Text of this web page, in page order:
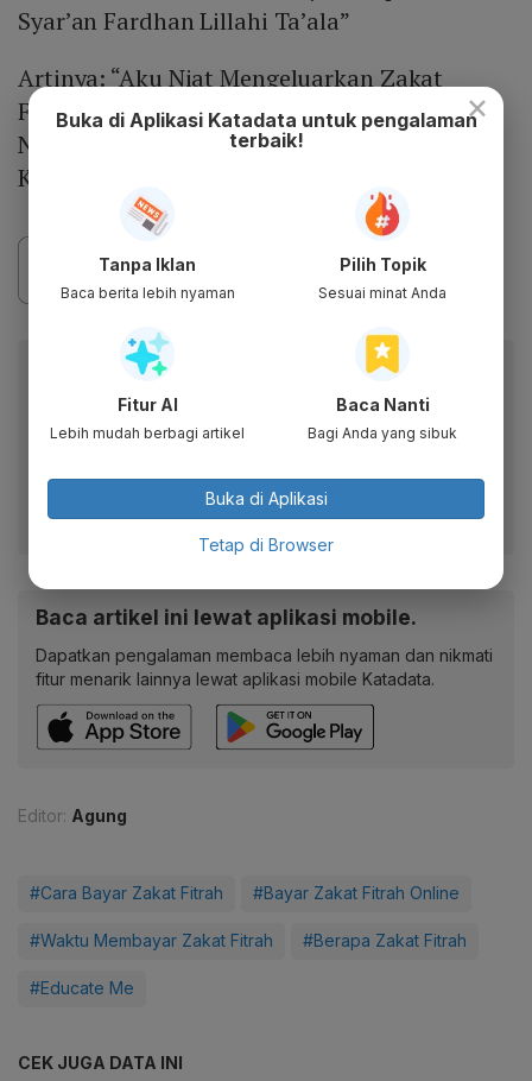
Syar’an Fardhan Lillahi Ta’ala”
Artinya: “Aku Niat Mengeluarkan Zakat
Fitrah Untuk Diriku Dan Seluruh Orang Yang
Nafkahnya Menjadi Tanggunganku Fardhu
Karena Allah Taala.”
Berita Katadata.co.id di WhatsApp
Anda
Dapatkan akses cepat ke berita terkini dan data
Ikuti kami
Baca artikel ini lewat aplikasi mobile.
Dapatkan pengalaman membaca lebih nyaman dan nikmati
fitur menarik lainnya lewat aplikasi mobile Katadata.
Editor: Agung
#Cara Bayar Zakat Fitrah #Bayar Zakat Fitrah Online
#Waktu Membayar Zakat Fitrah #Berapa Zakat Fitrah
#Educate Me
CEK JUGA DATA INI
×
Buka di Aplikasi Katadata untuk pengalaman
terbaik!
Tanpa Iklan
Baca berita lebih nyaman
Pilih Topik
Sesuai minat Anda
Fitur AI
Lebih mudah berbagi artikel
Baca Nanti
Bagi Anda yang sibuk
Buka di Aplikasi
Tetap di Browser